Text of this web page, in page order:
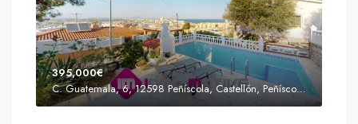
395,000€
C. Guatemala, 6, 12598 Peñíscola, Castellón, Peñíscola, Communauté valencienne